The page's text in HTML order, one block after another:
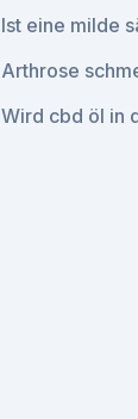
Ist eine milde
Arthrose
Wird cbd öl in